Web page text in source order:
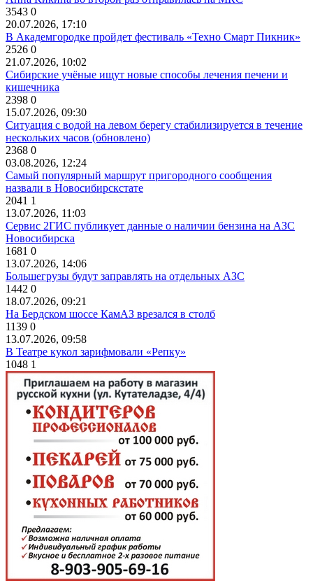
3543 0
20.07.2026, 17:10
В Академгородке пройдет фестиваль «Техно Смарт Пикник»
2526 0
21.07.2026, 10:02
Сибирские учёные ищут новые способы лечения печени и
кишечника
2398 0
15.07.2026, 09:30
Ситуация с водой на левом берегу стабилизируется в течение
нескольких часов (обновлено)
2368 0
03.08.2026, 12:24
Самый популярный маршрут пригородного сообщения
назвали в Новосибирскстате
2041 1
13.07.2026, 11:03
Сервис 2ГИС публикует данные о наличии бензина на АЗС
Новосибирска
1681 0
13.07.2026, 14:06
Большегрузы будут заправлять на отдельных АЗС
1442 0
18.07.2026, 09:21
На Бердском шоссе КамАЗ врезался в столб
1139 0
13.07.2026, 09:58
В Театре кукол зарифмовали «Репку»
1048 1